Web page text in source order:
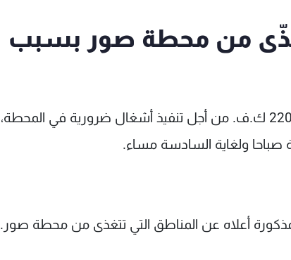
من محطة صور بسبب
أعلنت مؤسسة كهرباء لبنان عن عزل محطة صور الرئيسية 220 ك.ف. من أجل تنفيذ أشغال ضرورية في المحطة،
المذكورة أعلاه عن المناطق التي تتغذى من محطة صور.